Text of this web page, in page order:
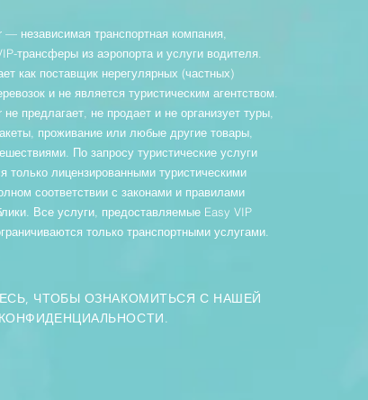
— независимая транспортная компания,
трансферы из аэропорта и услуги водителя.
как поставщик нерегулярных (частных)
и не является туристическим агентством.
не предлагает, не продает и не организует туры,
проживание или любые другие товары,
По запросу туристические услуги
только лицензированными туристическими
соответствии с законами и правилами
Все услуги, предоставляемые Easy VIP
только транспортными услугами.
ЧТОБЫ ОЗНАКОМИТЬСЯ С НАШЕЙ